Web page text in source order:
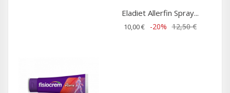
Eladiet Allerfin Spray...
10,00 € -20% 12,50 €